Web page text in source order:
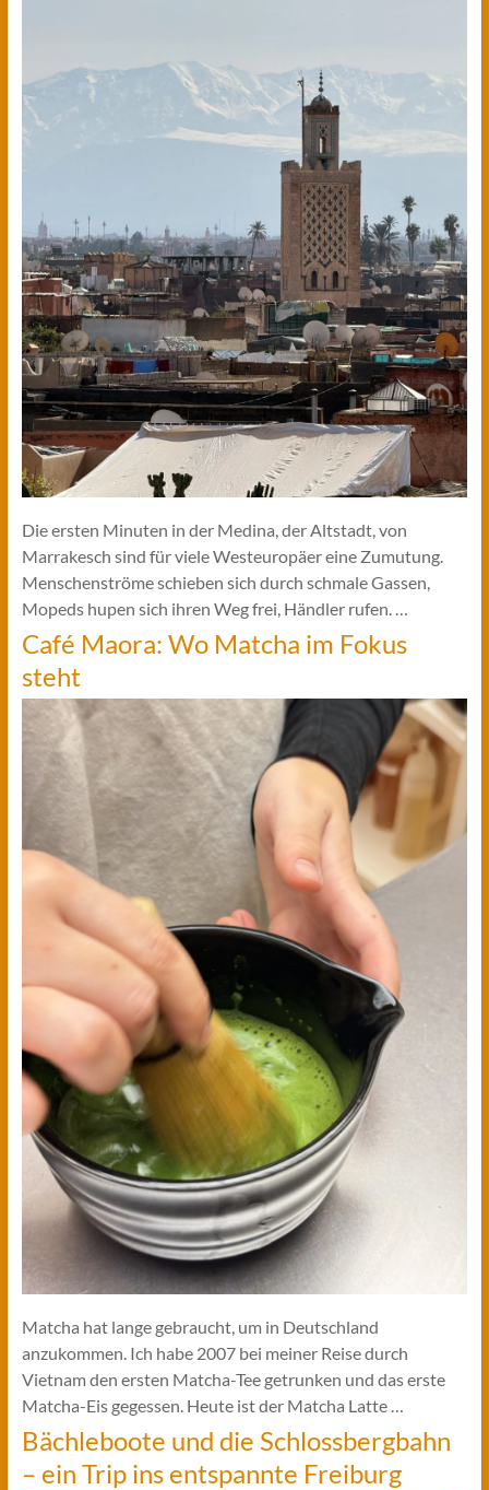
Die ersten Minuten in der Medina, der Altstadt, von
Marrakesch sind für viele Westeuropäer eine Zumutung.
Menschenströme schieben sich durch schmale Gassen,
Mopeds hupen sich ihren Weg frei, Händler rufen. …
Café Maora: Wo Matcha im Fokus
steht
Matcha hat lange gebraucht, um in Deutschland
anzukommen. Ich habe 2007 bei meiner Reise durch
Vietnam den ersten Matcha-Tee getrunken und das erste
Matcha-Eis gegessen. Heute ist der Matcha Latte …
Bächleboote und die Schlossbergbahn
– ein Trip ins entspannte Freiburg